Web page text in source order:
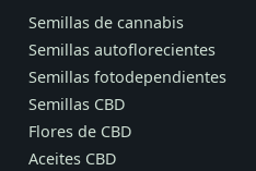
Semillas de cannabis
Semillas autoflorecientes
Semillas fotodependientes
Semillas CBD
Flores de CBD
Aceites CBD